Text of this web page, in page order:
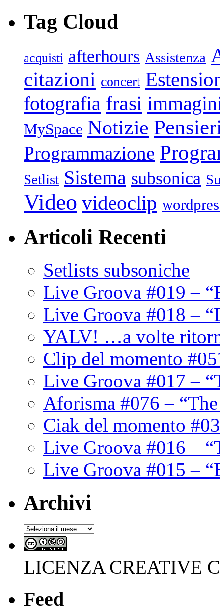
Tag Cloud
acquisti afterhours Assistenza
citazioni concert
fotografia frasi
MySpace Notizie
Programmazione
Setlist Sistema subsonica
Video videoclip
Articoli Recenti
Setlists subsoniche
Live Groova #019 –
Live Groova #018 –
YALV! …a volte
Clip del momento
Live Groova #017 –
Aforisma #076 –
Ciak del momento
Live Groova #016 –
Live Groova #015 –
Archivi
Archivi
LICENZA CREATIVE
Feed